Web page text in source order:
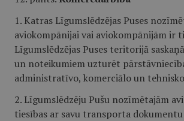
1. Katras Līgumslēdzējas Puses
aviokompānijai vai aviokompānijām ir
Līgumslēdzējas Puses teritorijā
un noteikumiem uzturēt
administratīvo, komerciālo un
2. Līgumslēdzēju Pušu nozīmētajām
tiesības ar savu transporta